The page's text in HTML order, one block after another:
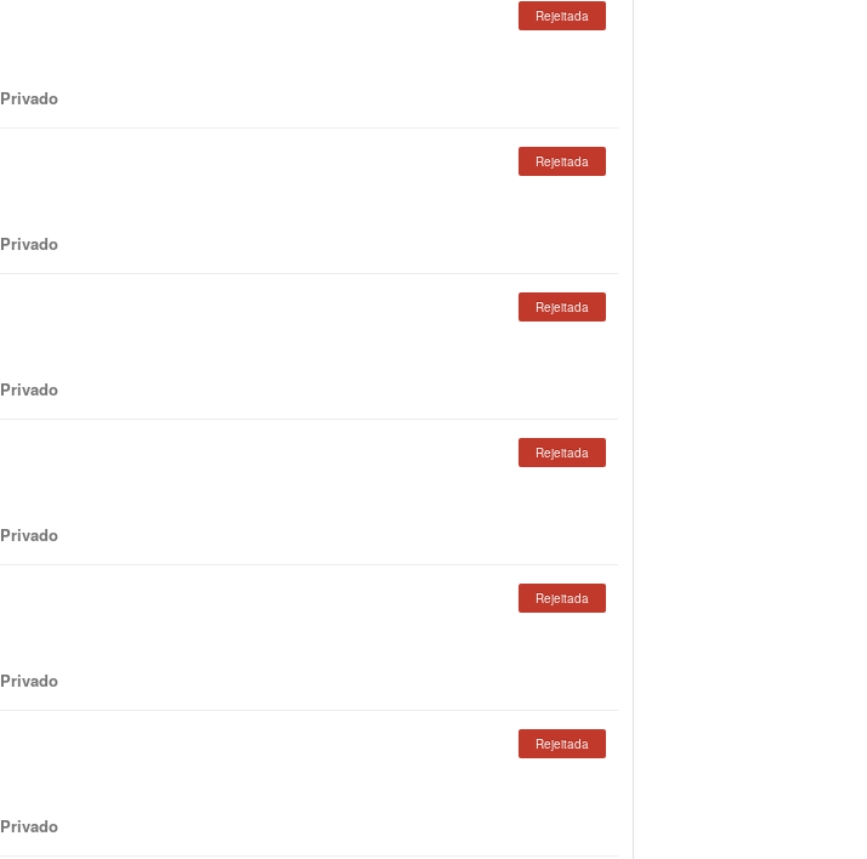
Rejeitada
Privado
Rejeitada
Privado
Rejeitada
Privado
Rejeitada
Privado
Rejeitada
Privado
Rejeitada
Privado